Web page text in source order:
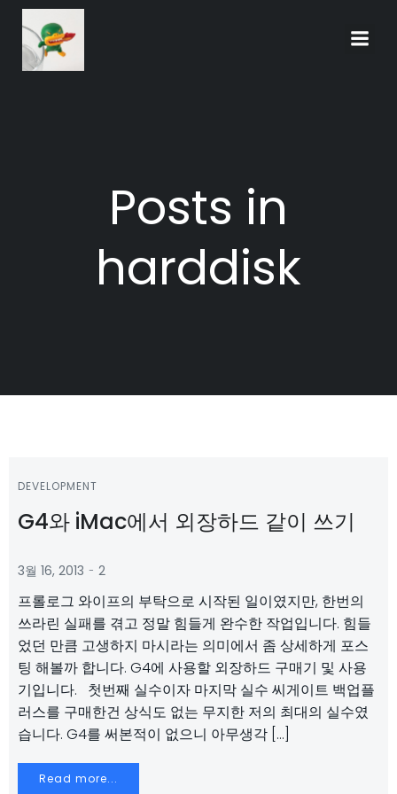
Posts in
harddisk
DEVELOPMENT
G4와 iMac에서 외장하드 같이 쓰기
3월 16, 2013 - 2
프롤로그 와이프의 부탁으로 시작된 일이였지만, 한번의
쓰라린 실패를 겪고 정말 힘들게 완수한 작업입니다. 힘들
었던 만큼 고생하지 마시라는 의미에서 좀 상세하게 포스
팅 해볼까 합니다. G4에 사용할 외장하드 구매기 및 사용
기입니다. 첫번째 실수이자 마지막 실수 씨게이트 백업플
러스를 구매한건 상식도 없는 무지한 저의 최대의 실수였
습니다. G4를 써본적이 없으니 아무생각 […]
Read more...